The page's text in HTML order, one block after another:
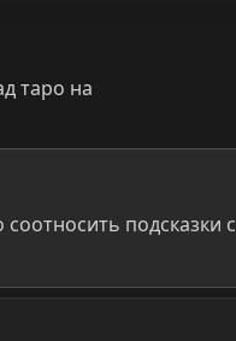
таро на
подсказки с